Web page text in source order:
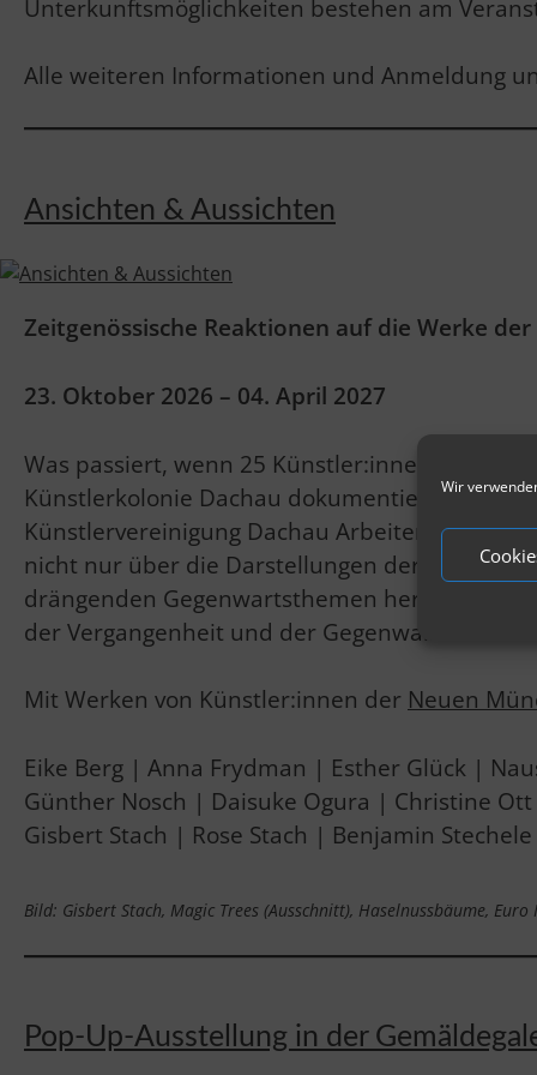
Wir
Unterkunftsmöglichkeiten bestehen am
Alle weiteren Informationen und Anmeldung
Ansichten & Aussichten
Zeitgenössische Reaktionen auf die Werke
23. Oktober 2026 – 04. April 2027
Was passiert, wenn 25 Künstler:innen einen
Künstlerkolonie Dachau dokumentiert? In
Künstlervereinigung Dachau Arbeiten, die mit
nicht nur über die Darstellungen der
drängenden Gegenwartsthemen her.
der Vergangenheit und der Gegenwart.
Mit Werken von Künstler:innen der Neuen
Eike Berg | Anna Frydman | Esther Glück |
Günther Nosch | Daisuke Ogura | Christine
Gisbert Stach | Rose Stach | Benjamin
Bild: Gisbert Stach, Magic Trees (Ausschnitt), Haselnussbäume,
Pop-Up-Ausstellung in der